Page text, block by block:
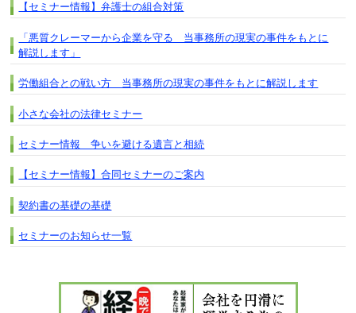
【セミナー情報】弁護士の組合対策
「悪質クレーマーから企業を守る 当事務所の現実の事件をもとに
解説します」
労働組合との戦い方 当事務所の現実の事件をもとに解説します
小さな会社の法律セミナー
セミナー情報 争いを避ける遺言と相続
【セミナー情報】合同セミナーのご案内
契約書の基礎の基礎
セミナーのお知らせ一覧